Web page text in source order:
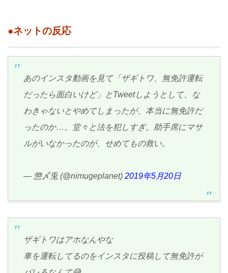
●ネットの反応
あのインスタ動画を見て「ザギトワ、無免許運転
だったら面白いけど」とTweetしようとして、な
わきゃないとやめてしまったが、本当に無免許だ
ったのか…。堂々と法を犯しすぎ。助手席にマサ
ルがいなかったのが、せめてもの救い。
— 懲〆兎 (@nimugeplanet) 2019年5月20日
ザギトワはアホなんやな
車を運転してるのをインスタに投稿して無免許が